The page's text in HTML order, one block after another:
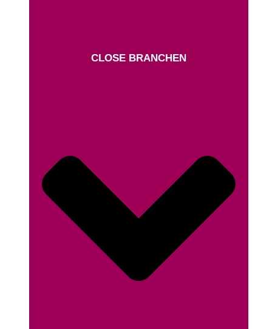
CLOSE BRANCHEN